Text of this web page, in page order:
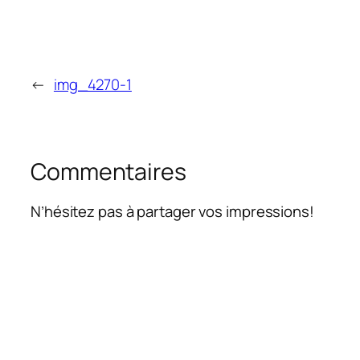
← img_4270-1
Commentaires
N’hésitez pas à partager vos impressions!